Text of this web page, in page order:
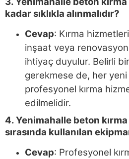
kadar sıklıkla alınmalıdır?
Cevap: Kırma
inşaat veya renovasyon
ihtiyaç duyulur. Belirli bir
gerekmese de, her
profesyonel kırma
edilmelidir.
4. Yenimahalle beton
sırasında kullanılan
Cevap: Profesyonel